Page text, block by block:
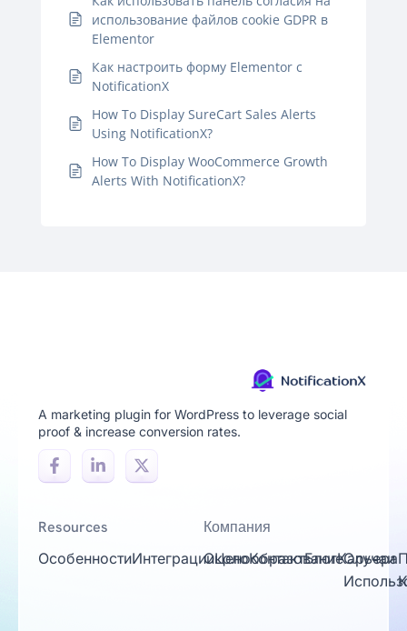
использование файлов cookie GDPR в
Elementor
Как настроить форму Elementor с
NotificationX
How To Display SureCart Sales Alerts
Using NotificationX?
How To Display WooCommerce Growth
Alerts With NotificationX?
A marketing plugin for WordPress to leverage social
proof & increase conversion rates.
Resources
ОсобенностиИнтеграцииЦенообразованиеСлучаи
Компания
ОколоКонтактБлогКарьера